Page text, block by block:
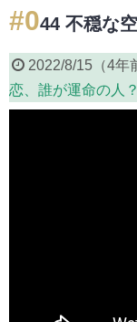
#044 不穏な
2022/8/15（4年
恋、誰が運命の人